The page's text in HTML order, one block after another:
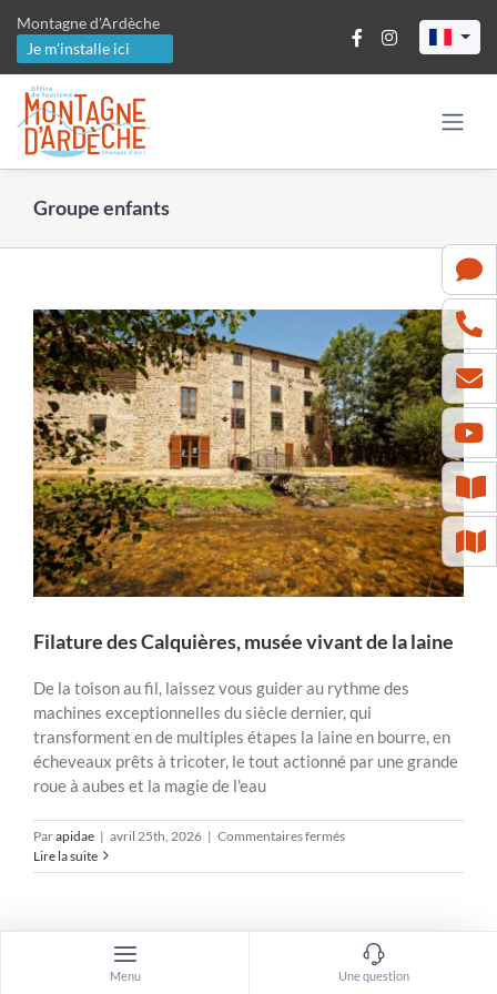
contenu
Montagne d'Ardèche
Je m'installe ici
Groupe enfants
Filature des Calquières, musée vivant de la laine
De la toison au fil, laissez vous guider au rythme des
machines exceptionnelles du siècle dernier, qui
transforment en de multiples étapes la laine en bourre, en
écheveaux prêts à tricoter, le tout actionné par une grande
roue à aubes et la magie de l'eau
Parapidae | avril 25th, 2026 | Commentaires ferméssur
des
vivant
la
Lire la suite
Menu Une question